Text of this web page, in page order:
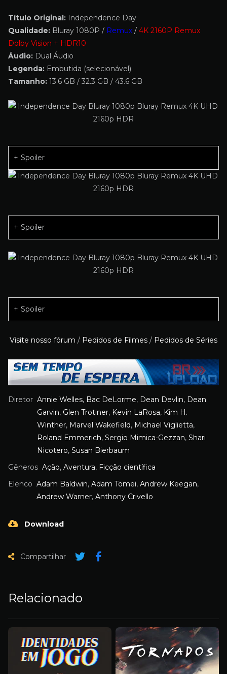
Título Original: Independence Day
Qualidade: Bluray 1080P / Remux / 4K 2160P Remux
Dolby Vision + HDR10
Áudio: Dual Áudio
Legenda: Embutida (selecionável)
Tamanho: 13.6 GB / 32.3 GB / 43.6 GB
Spoiler
Spoiler
Spoiler
Visite nosso fórum / Pedidos de Filmes / Pedidos de Séries
Diretor Annie Welles, Bac DeLorme, Dean Devlin, Dean
Garvin, Glen Trotiner, Kevin LaRosa, Kim H.
Winther, Marvel Wakefield, Michael Viglietta,
Roland Emmerich, Sergio Mimica-Gezzan, Shari
Nicotero, Susan Bierbaum
Gêneros Ação, Aventura, Ficção científica
Elenco Adam Baldwin, Adam Tomei, Andrew Keegan,
Andrew Warner, Anthony Crivello
Download
Compartilhar
Relacionado